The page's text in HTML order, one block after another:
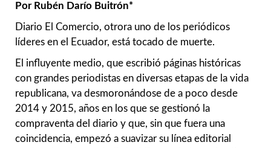
Por Rubén Darío Buitrón*
Diario El Comercio, otrora uno de los periódicos
líderes en el Ecuador, está tocado de muerte.
El influyente medio, que escribió páginas históricas
con grandes periodistas en diversas etapas de la vida
republicana, va desmoronándose de a poco desde
2014 y 2015, años en los que se gestionó la
compraventa del diario y que, sin que fuera una
coincidencia, empezó a suavizar su línea editorial